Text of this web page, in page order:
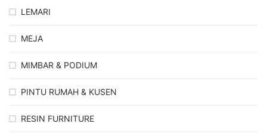
LEMARI
MEJA
MIMBAR & PODIUM
PINTU RUMAH & KUSEN
RESIN FURNITURE